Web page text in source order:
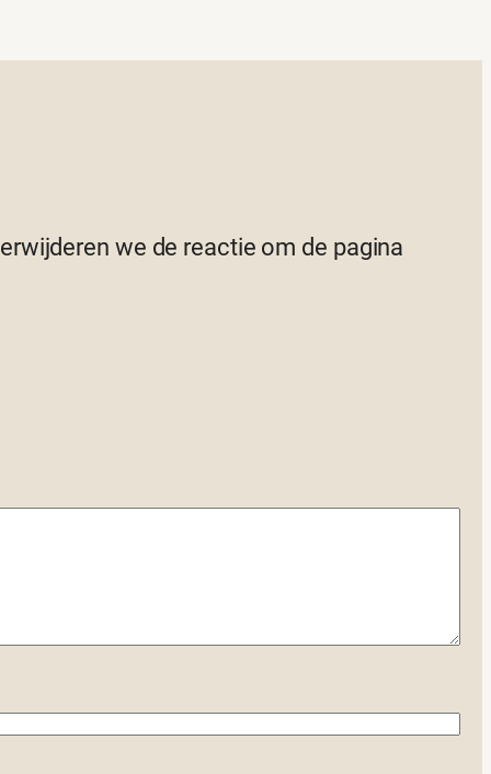
we de reactie om de pagina